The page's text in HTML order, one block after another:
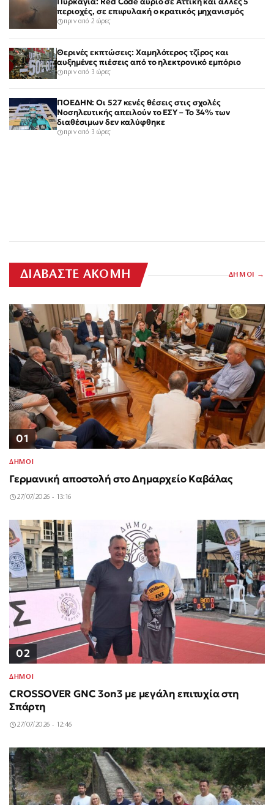
περιοχές, σε επιφυλακή ο κρατικός μηχανισμός
πριν από 2 ώρες
Θερινές εκπτώσεις: Χαμηλότερος τζίρος και
αυξημένες πιέσεις από το ηλεκτρονικό εμπόριο
πριν από 3 ώρες
ΠΟΕΔΗΝ: Οι 527 κενές θέσεις στις σχολές
Νοσηλευτικής απειλούν το ΕΣΥ – Το 34% των
διαθέσιμων δεν καλύφθηκε
πριν από 3 ώρες
ΔΙΑΒΑΣΤΕ ΑΚΟΜΗ ΔΗΜΟΙ
01
ΔΗΜΟΙ
Γερμανική αποστολή στο Δημαρχείο Καβάλας
27/07/2026 - 13:16
02
ΔΗΜΟΙ
CROSSOVER GNC 3on3 με μεγάλη επιτυχία στη
Σπάρτη
27/07/2026 - 12:46